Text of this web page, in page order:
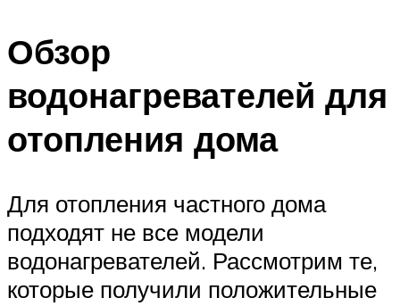
Обзор
водонагревателей для
отопления дома
Для отопления частного дома
подходят не все модели
водонагревателей. Рассмотрим те,
которые получили положительные